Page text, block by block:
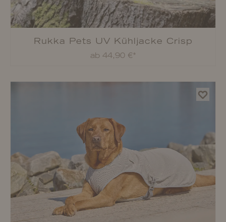
Rukka Pets UV Kühljacke Crisp
ab 44,90 €*